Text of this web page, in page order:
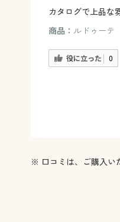
カタログで上品な
商品： ルドゥーテ
役に立った 0
※ 口コミは、ご購入い